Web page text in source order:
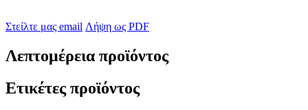
Στείλτε μας email Λήψη ως PDF
Λεπτομέρεια προϊόντος
Ετικέτες προϊόντος